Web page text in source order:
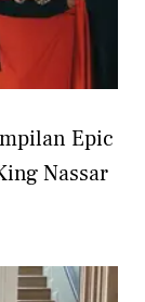
Epic
Nassar